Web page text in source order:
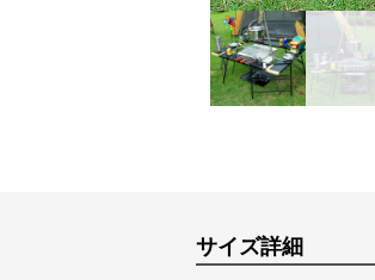
サイズ詳細